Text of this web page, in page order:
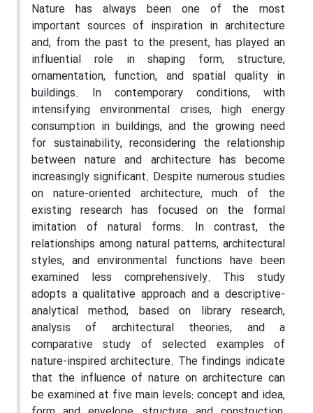
Nature has always been one of the most
important sources of inspiration in architecture
and, from the past to the present, has played an
influential role in shaping form, structure,
ornamentation, function, and spatial quality in
buildings. In contemporary conditions, with
intensifying environmental crises, high energy
consumption in buildings, and the growing need
for sustainability, reconsidering the relationship
between nature and architecture has become
increasingly significant. Despite numerous studies
on nature-oriented architecture, much of the
existing research has focused on the formal
imitation of natural forms. In contrast, the
relationships among natural patterns, architectural
styles, and environmental functions have been
examined less comprehensively. This study
adopts a qualitative approach and a descriptive-
analytical method, based on library research,
analysis of architectural theories, and a
comparative study of selected examples of
nature-inspired architecture. The findings indicate
that the influence of nature on architecture can
be examined at five main levels: concept and idea,